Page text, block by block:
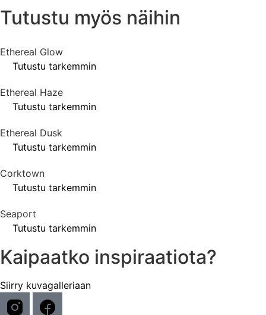
Tutustu myös näihin
Ethereal Glow
Tutustu tarkemmin
Ethereal Haze
Tutustu tarkemmin
Ethereal Dusk
Tutustu tarkemmin
Corktown
Tutustu tarkemmin
Seaport
Tutustu tarkemmin
Kaipaatko inspiraatiota?
Siirry kuvagalleriaan